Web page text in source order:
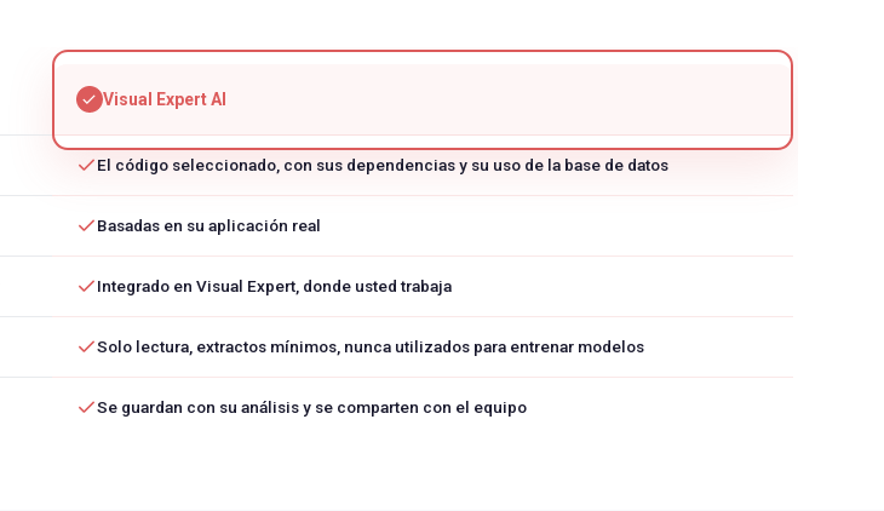
Visual Expert AI
El código seleccionado, con sus dependencias y su uso de la base de datos
Basadas en su aplicación real
Integrado en Visual Expert, donde usted trabaja
Solo lectura, extractos mínimos, nunca utilizados para entrenar modelos
Se guardan con su análisis y se comparten con el equipo